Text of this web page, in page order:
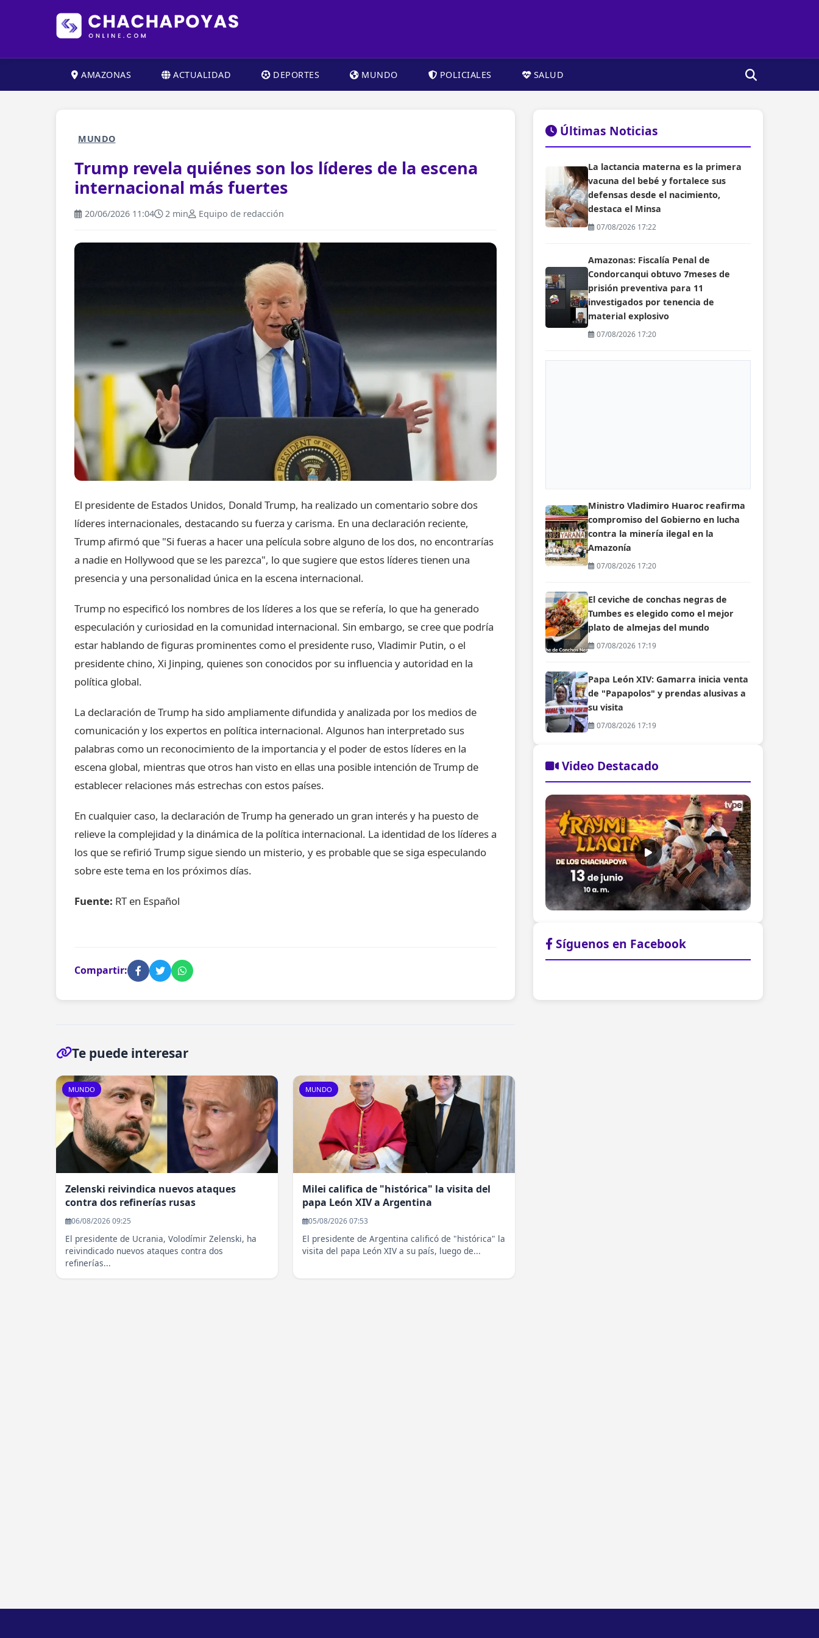
AMAZONAS ACTUALIDAD DEPORTES MUNDO POLICIALES SALUD
MUNDO
Trump revela quiénes son los líderes de la escena
internacional más fuertes
20/06/2026 11:04 2 min Equipo de redacción
El presidente de Estados Unidos, Donald Trump, ha realizado un comentario sobre dos
líderes internacionales, destacando su fuerza y carisma. En una declaración reciente,
Trump afirmó que "Si fueras a hacer una película sobre alguno de los dos, no encontrarías
a nadie en Hollywood que se les parezca", lo que sugiere que estos líderes tienen una
presencia y una personalidad única en la escena internacional.
Trump no especificó los nombres de los líderes a los que se refería, lo que ha generado
especulación y curiosidad en la comunidad internacional. Sin embargo, se cree que podría
estar hablando de figuras prominentes como el presidente ruso, Vladimir Putin, o el
presidente chino, Xi Jinping, quienes son conocidos por su influencia y autoridad en la
política global.
La declaración de Trump ha sido ampliamente difundida y analizada por los medios de
comunicación y los expertos en política internacional. Algunos han interpretado sus
palabras como un reconocimiento de la importancia y el poder de estos líderes en la
escena global, mientras que otros han visto en ellas una posible intención de Trump de
establecer relaciones más estrechas con estos países.
En cualquier caso, la declaración de Trump ha generado un gran interés y ha puesto de
relieve la complejidad y la dinámica de la política internacional. La identidad de los líderes a
los que se refirió Trump sigue siendo un misterio, y es probable que se siga especulando
sobre este tema en los próximos días.
Fuente: RT en Español
Compartir:
Te puede interesar
MUNDO
Zelenski reivindica nuevos ataques
contra dos refinerías rusas
06/08/2026 09:25
El presidente de Ucrania, Volodímir Zelenski, ha
reivindicado nuevos ataques contra dos
refinerías...
MUNDO
Milei califica de "histórica" la visita del
papa León XIV a Argentina
05/08/2026 07:53
El presidente de Argentina calificó de "histórica" la
visita del papa León XIV a su país, luego de...
Últimas Noticias
La lactancia materna es la primera
vacuna del bebé y fortalece sus
defensas desde el nacimiento,
destaca el Minsa
07/08/2026 17:22
Amazonas: Fiscalía Penal de
Condorcanqui obtuvo 7meses de
prisión preventiva para 11
investigados por tenencia de
material explosivo
07/08/2026 17:20
Ministro Vladimiro Huaroc reafirma
compromiso del Gobierno en lucha
contra la minería ilegal en la
Amazonía
07/08/2026 17:20
El ceviche de conchas negras de
Tumbes es elegido como el mejor
plato de almejas del mundo
07/08/2026 17:19
Papa León XIV: Gamarra inicia venta
de "Papapolos" y prendas alusivas a
su visita
07/08/2026 17:19
Video Destacado
Síguenos en Facebook